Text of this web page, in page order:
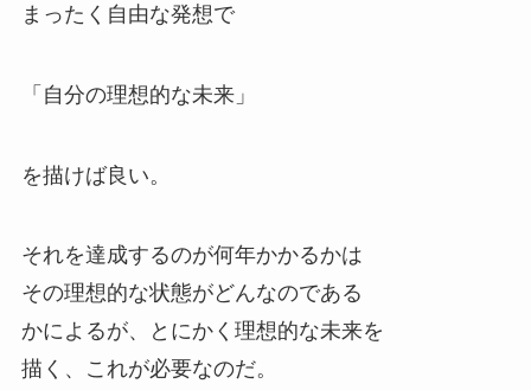
まったく自由な発想で
「自分の理想的な未来」
を描けば良い。
それを達成するのが何年かかるかは
その理想的な状態がどんなのである
かによるが、とにかく理想的な未来を
描く、これが必要なのだ。